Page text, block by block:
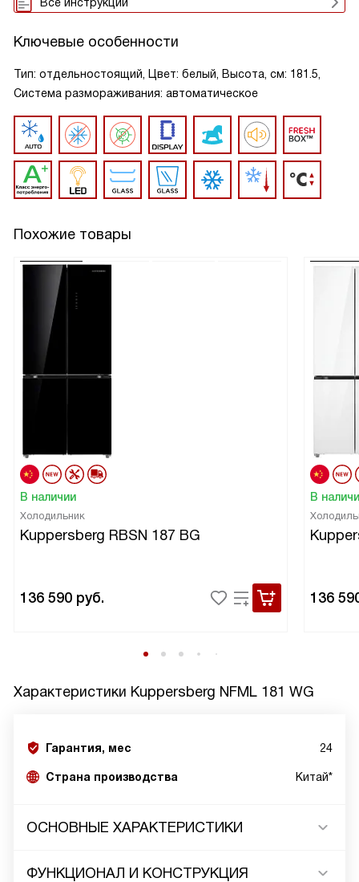
Ключевые особенности
Тип: отдельностоящий, Цвет: белый, Высота, см: 181.5,
Система размораживания: автоматическое
Похожие товары
В наличии
Холодильник
Kuppersberg RBSN 187 BG
136 590 руб.
В
136
Характеристики Kuppersberg NFML 181 WG
Гарантия, мес 24
Страна производства Китай*
ОСНОВНЫЕ ХАРАКТЕРИСТИКИ
ФУНКЦИОНАЛ И КОНСТРУКЦИЯ